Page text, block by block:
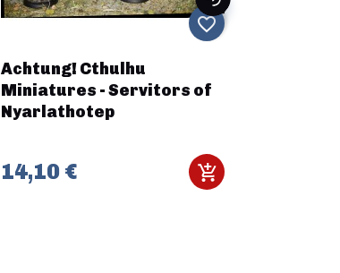
Achtung! Cthulhu
Miniatures - Servitors of
Nyarlathotep
14,10 €
favorite_border